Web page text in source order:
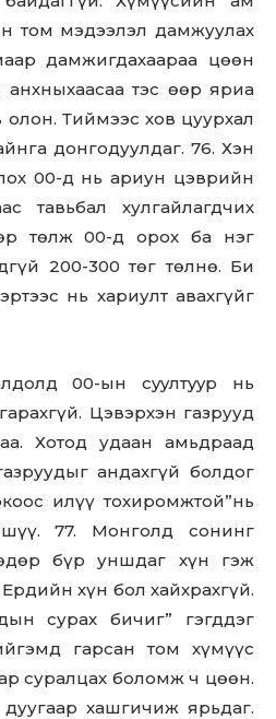
том мэдээлэл дамжуулах
дамжигдахаараа цөөн
тэс өөр яриа
Тиймээс хов цуурхал
донгодуулдаг. 76. Хэн
00-д нь ариун цэврийн
тавьбал хулгайлагдчих
төлж 00-д орох ба нэг
200-300 төг төлнө. Би
нь хариулт авахгүйг
00-ын сyyлтyyр нь
Цэвэрхэн газрууд
Хотод удаан амьдраад
андахгүй болдог
илүү тохиромжтой”нь
77. Монголд сонинг
өдөр бүр уншдаг хүн гэж
хүн бол хайхрахгүй.
сурах бичиг” гэгддэг
гарсан том хүмүүс
суралцах боломж ч цөөн.
хашгичиж ярьдаг.